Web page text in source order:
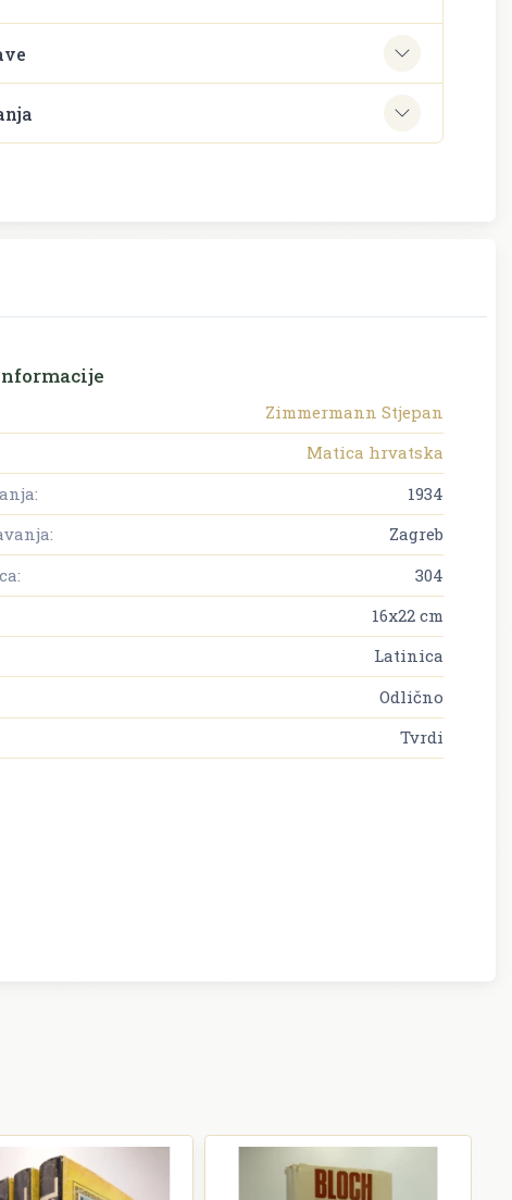
Zimmermann Stjepan
Matica hrvatska
1934
Zagreb
304
16x22 cm
Latinica
Odlično
Tvrdi